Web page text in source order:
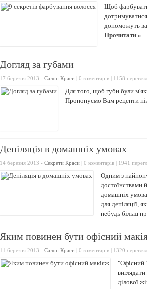
Щоб
допоможуть
Прочитати »
Догляд за губами
17 березня 2013 - Салон Краси| 0 коментарів| 1158
Для того, щоб губи були
Пропонуємо Вам рецепти
Депіляція в домашніх умовах
14 березня 2013 - Секрети Краси| 0 коментарів| 1941
Одним з
достоїнствами
домашніх
для депіляції,
небудь більш
Яким повинен бути офісний
11 березня 2013 - Салон Краси| 0 коментарів| 1320
"Офісний"
ділової